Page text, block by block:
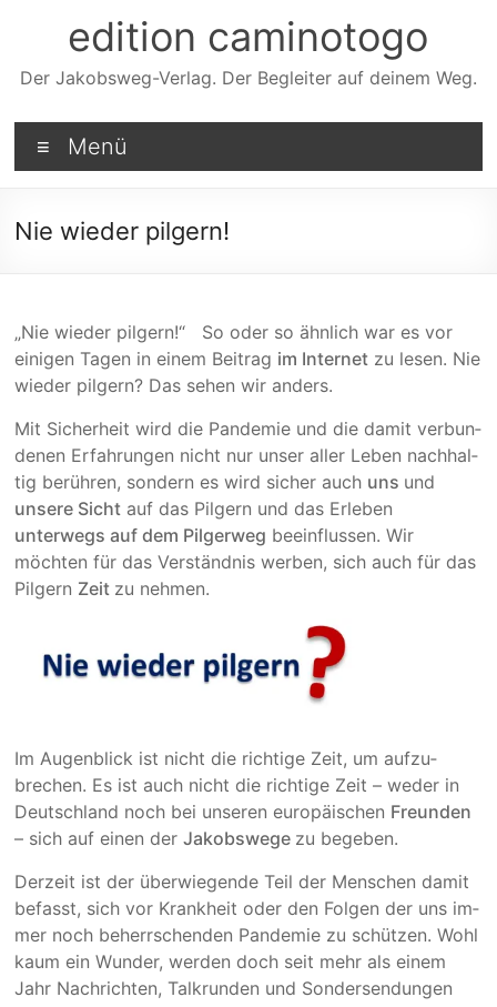
edition caminotogo
Der Jakobsweg-Verlag. Der Begleiter auf deinem Weg.
Menü
Nie wieder pilgern!
„Nie wieder pilgern!“ So oder so ähnlich war es vor
einigen Tagen in einem Beitrag im Internet zu lesen. Nie
wieder pilgern? Das sehen wir anders.
Mit Sicherheit wird die Pandemie und die damit verbun­
de­nen Erfah­rungen nicht nur unser aller Leben nachhal­
tig berüh­ren, sondern es wird sicher auch uns und
unsere Sicht auf das Pilgern und das Erleben
unterwegs auf dem Pilger­weg beein­flussen. Wir
möchten für das Verständ­nis werben, sich auch für das
Pilgern Zeit zu nehmen.
Im Augenblick ist nicht die richtige Zeit, um aufzu­
brechen. Es ist auch nicht die richtige Zeit – weder in
Deutsch­land noch bei unseren europä­ischen Freunden
– sich auf einen derJakobs­wege zu begeben.
Derzeit ist der überwie­gende Teil der Menschen damit
befasst, sich vor Krankheit oder den Folgen der uns im­
mer noch beherr­schen­den Pandemie zu schützen. Wohl
kaum ein Wunder, werden doch seit mehr als einem
Jahr Nachrich­ten, Talkrun­den und Sonder­sen­dun­gen